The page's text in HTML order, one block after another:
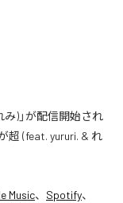
み)」が配信開始され
超 (feat. yururi. & れ
Music、 Spotify、